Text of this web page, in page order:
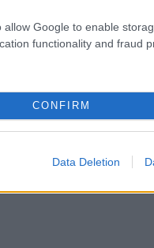
allow Google to enable
functionality and fraud
CONFIRM
Data Deletion